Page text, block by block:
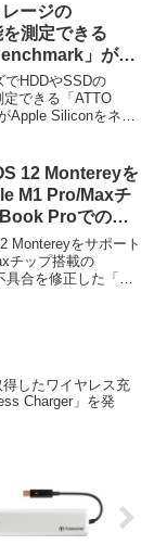
ージの
測定できる
」が
イティブサポ
でHDDやSSDの
定できる「ATTO
Apple Siliconをネイ
12 Montereyを
M1 Pro/Maxチ
Proでの不
タブレットドラ
を公開。
Montereyをサポート
チップ搭載の
合を修正した「タ
したワイヤレス充
Charger」を発